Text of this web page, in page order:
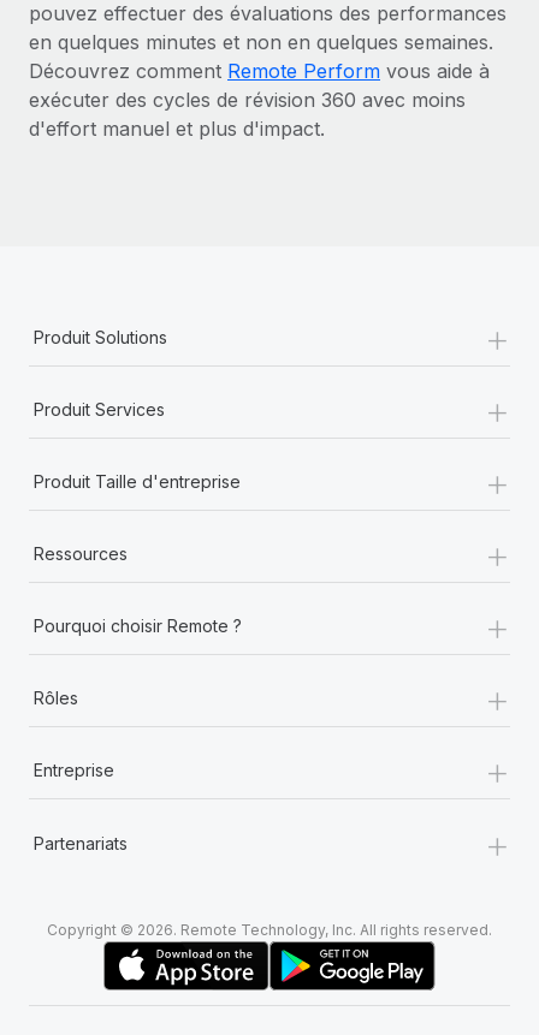
pouvez effectuer des évaluations des performances
en quelques minutes et non en quelques semaines.
Découvrez comment Remote Perform vous aide à
exécuter des cycles de révision 360 avec moins
d'effort manuel et plus d'impact.
Produit Solutions +
Produit Services +
Produit Taille d'entreprise +
Ressources +
Pourquoi choisir Remote ? +
Rôles +
Entreprise +
Partenariats +
Copyright © 2026. Remote Technology, Inc. All rights reserved.